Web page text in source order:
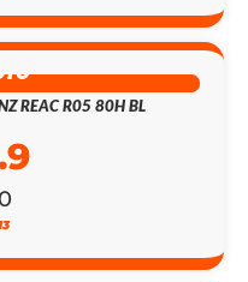
REAC R05 80H BL